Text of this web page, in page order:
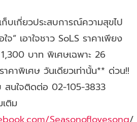
บเกี่ยวประสบการณ์ความสุขไป
จ” เอาใจชาว SoLS ราคาเพียง
บาท พิเศษเฉพาะ 26
าพิเศษ วันเดียวเท่านั้น** ด่วน!!
นใจติดต่อ 02-105-3833
ติม